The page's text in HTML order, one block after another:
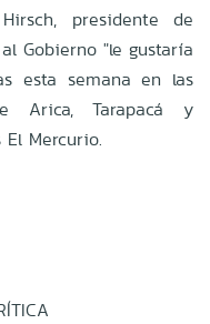
presidente de
Gobierno "le gustaría
esta semana en las
Arica, Tarapacá y
Mercurio.